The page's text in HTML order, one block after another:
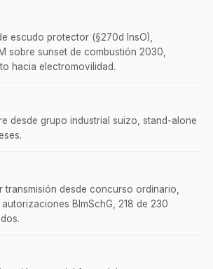
escudo protector (§270d InsO),
sobre sunset de combustión 2030,
hacia electromovilidad.
desde grupo industrial suizo, stand-alone
transmisión desde concurso ordinario,
BImSchG, 218 de 230